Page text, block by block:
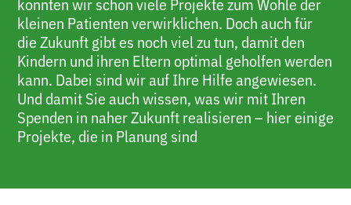
konnten wir schon viele Projekte zum Wohle der
kleinen Patienten verwirklichen. Doch auch für
die Zukunft gibt es noch viel zu tun, damit den
Kindern und ihren Eltern optimal geholfen werden
kann. Dabei sind wir auf Ihre Hilfe angewiesen.
Und damit Sie auch wissen, was wir mit Ihren
Spenden in naher Zukunft realisieren – hier einige
Projekte, die in Planung sind